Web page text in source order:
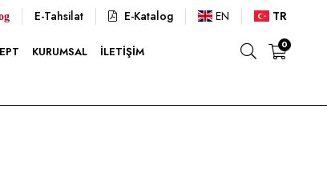
E-Tahsilat E-Katalog EN TR
KURUMSAL İLETIŞIM 0